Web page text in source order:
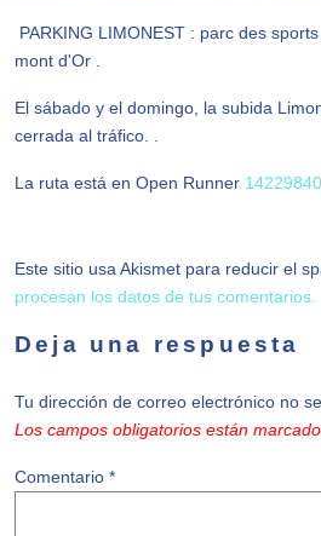
PARKING LIMONEST : parc des
mont d'Or .
El sábado y el domingo, la subida
cerrada al tráfico. .
La ruta está en Open Runner 14229840
Deja una respuesta
Tu dirección de correo electrónico no
Los campos obligatorios están
Comentario *
Este sitio usa Akismet para reducir el
procesan los datos de tus comentarios.